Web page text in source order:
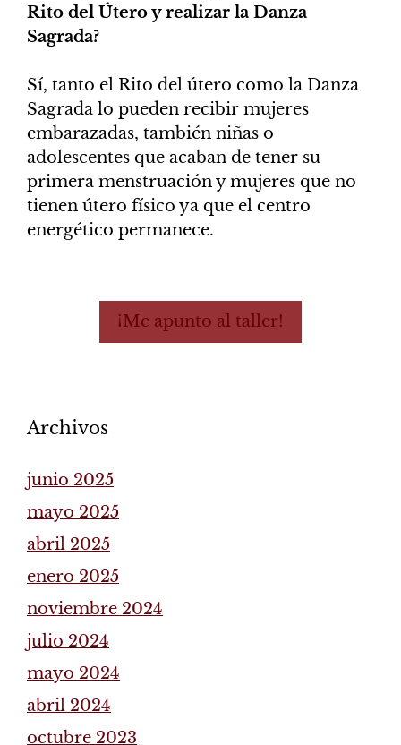
Rito del Útero y realizar la Danza
Sagrada?
Sí, tanto el Rito del útero como la Danza
Sagrada lo pueden recibir mujeres
embarazadas, también niñas o
adolescentes que acaban de tener su
primera menstruación y mujeres que no
tienen útero físico ya que el centro
energético permanece.
¡Me apunto al taller!
Archivos
junio 2025
mayo 2025
abril 2025
enero 2025
noviembre 2024
julio 2024
mayo 2024
abril 2024
octubre 2023